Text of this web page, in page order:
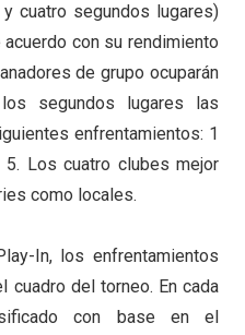
cuatro segundos lugares)
con su rendimiento
de grupo ocuparán
segundos lugares las
enfrentamientos: 1
Los cuatro clubes mejor
como locales.
In, los enfrentamientos
cuadro del torneo. En cada
con base en el